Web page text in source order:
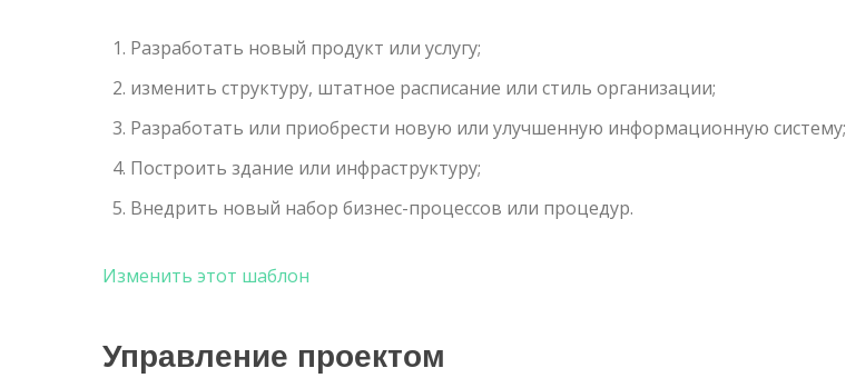
Разработать новый продукт или услугу;
изменить структуру, штатное расписание или стиль организации;
Разработать или приобрести новую или улучшенную информационную систему;
Построить здание или инфраструктуру;
Внедрить новый набор бизнес-процессов или процедур.
Изменить этот шаблон
Управление проектом